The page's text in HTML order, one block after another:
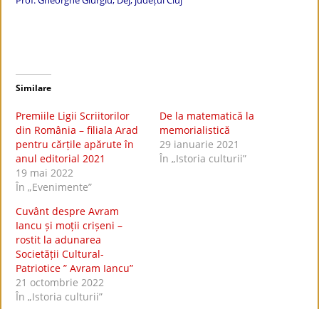
Similare
Premiile Ligii Scriitorilor
din România – filiala Arad
pentru cărțile apărute în
anul editorial 2021
19 mai 2022
În „Evenimente”
De la matematică la
memorialistică
29 ianuarie 2021
În „Istoria culturii”
Cuvânt despre Avram
Iancu și moții crișeni –
rostit la adunarea
Societății Cultural-
Patriotice ” Avram Iancu”
21 octombrie 2022
În „Istoria culturii”